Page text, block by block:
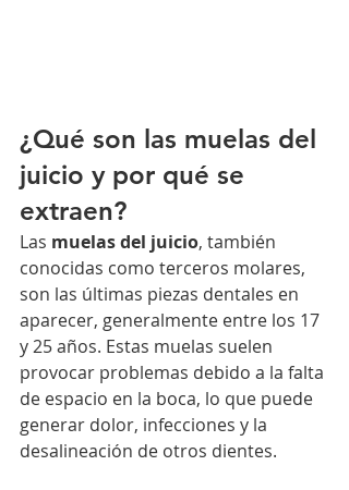
¿Qué son las muelas del
juicio y por qué se
extraen?
Las muelas del juicio, también
conocidas como terceros molares,
son las últimas piezas dentales en
aparecer, generalmente entre los 17
y 25 años. Estas muelas suelen
provocar problemas debido a la falta
de espacio en la boca, lo que puede
generar dolor, infecciones y la
desalineación de otros dientes.